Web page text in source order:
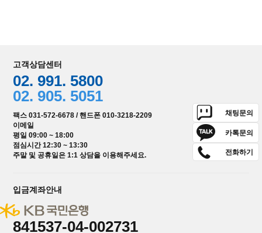
고객상담센터
02. 991. 5800
02. 905. 5051
팩스 031-572-6678 / 핸드폰 010-3218-2209
이메일
평일 09:00 ~ 18:00
점심시간 12:30 ~ 13:30
주말 및 공휴일은 1:1 상담을 이용해주세요.
채팅문의
카톡문의
전화하기
입금계좌안내
841537-04-002731